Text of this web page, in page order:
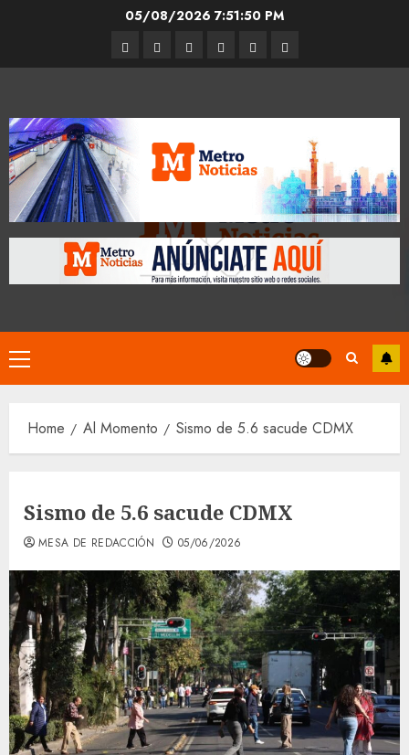
05/08/20267:51:51 PM
Entrevistas
Espectáculos
Movilidad
Metro
CDMX
CulturaOpinión
Primary
Menu
Home Al Momento Sismo de 5.6 sacude CDMX
Sismo de 5.6 sacude CDMX
MESA DE REDACCIÓN 05/06/2026